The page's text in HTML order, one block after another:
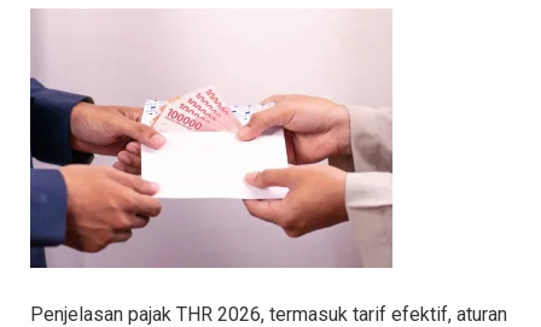
Penjelasan pajak THR 2026, termasuk tarif efektif, aturan